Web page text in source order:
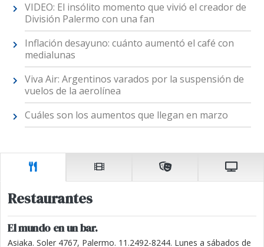
VIDEO: El insólito momento que vivió el creador de
División Palermo con una fan
Inflación desayuno: cuánto aumentó el café con
medialunas
Viva Air: Argentinos varados por la suspensión de
vuelos de la aerolínea
Cuáles son los aumentos que llegan en marzo
Restaurantes
El mundo en un bar.
Asiaka. Soler 4767, Palermo. 11.2492-8244. Lunes a sábados de